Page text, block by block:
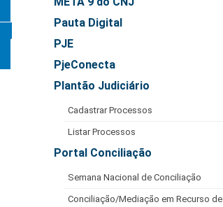
Pauta Digital
PJE
PjeConecta
Plantão Judiciário
Cadastrar Processos
Listar Processos
Portal Conciliação
Semana Nacional de Conciliação
Conciliação/Mediação em Recurso de